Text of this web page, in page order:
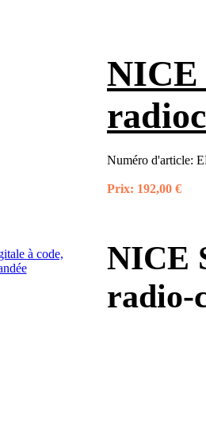
NICE
Numéro d'article:
Prix: 192,00 €
NICE
radio-